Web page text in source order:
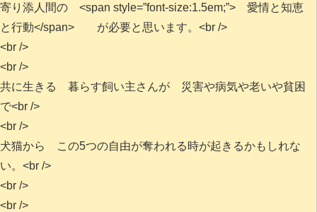
寄り添人間の <span style=”font-size:1.5em;”> 愛情と知恵
と行動</span> が必要と思います。<br />
<br />
<br />
共に生きる 暮らす飼い主さんが 災害や病気や老いや貧困
で<br />
<br />
犬猫から この5つの自由が奪われる時が起きるかもしれな
い。<br />
<br />
<br />